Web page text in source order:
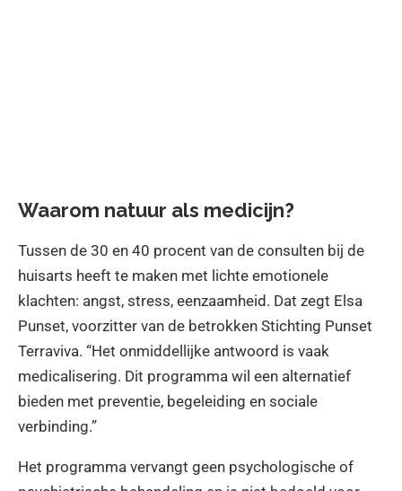
Waarom natuur als medicijn?
Tussen de 30 en 40 procent van de consulten bij de
huisarts heeft te maken met lichte emotionele
klachten: angst, stress, eenzaamheid. Dat zegt Elsa
Punset, voorzitter van de betrokken Stichting Punset
Terraviva. “Het onmiddellijke antwoord is vaak
medicalisering. Dit programma wil een alternatief
bieden met preventie, begeleiding en sociale
verbinding.”
Het programma vervangt geen psychologische of